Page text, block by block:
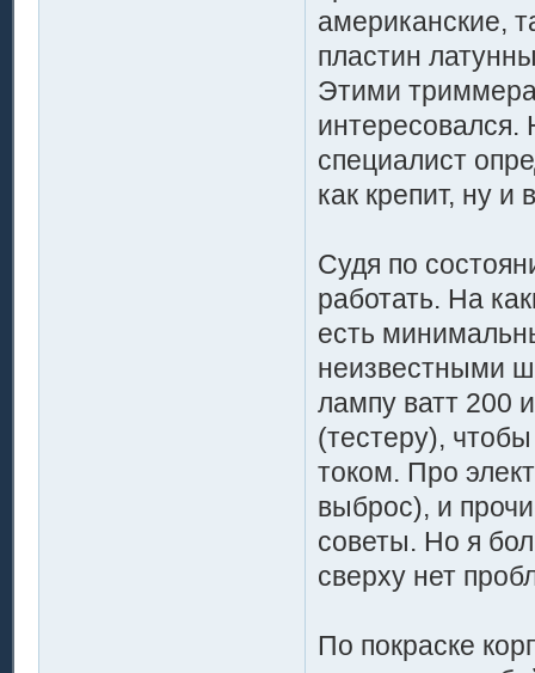
американские,
пластин
Этими
интересовался.
специалист
как крепит, ну и
Судя по
работать. На
есть
неизвестными
лампу ватт 200
(тестеру),
током. Про
выброс), и
советы. Но я
сверху нет
По покраске